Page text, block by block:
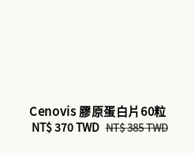
Cenovis 膠原蛋白片60粒
Sale
NT$ 370 TWD Regular
NT$ 385 TWD